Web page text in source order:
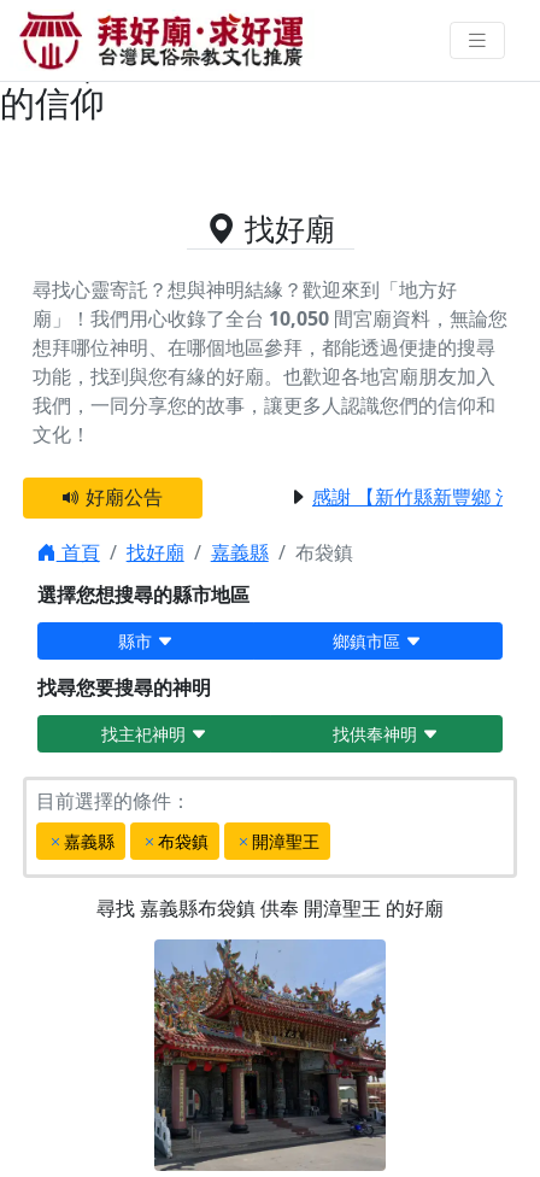
嘉義縣布袋鎮供奉開漳聖王的好廟
資料｜拜好廟求好運 找到與您有緣
的信仰
找好廟
尋找心靈寄託？想與神明結緣？歡迎來到「地方好
廟」！我們用心收錄了全台 10,050 間宮廟資料，無論您
想拜哪位神明、在哪個地區參拜，都能透過便捷的搜尋
功能，找到與您有緣的好廟。 也歡迎各地宮廟朋友加入
我們，一同分享您的故事，讓更多人認識您們的信仰和
文化！
好廟公告 感謝 【新竹縣新豐鄉 池和
首頁 找好廟 嘉義縣
布袋鎮
選擇您想搜尋的縣市地區
縣市 鄉鎮市區
找尋您要搜尋的神明
找主祀神明 找供奉神明
目前選擇的條件：
嘉義縣 布袋鎮 開漳聖王
尋找嘉義縣布袋鎮供奉 開漳聖王 的好廟